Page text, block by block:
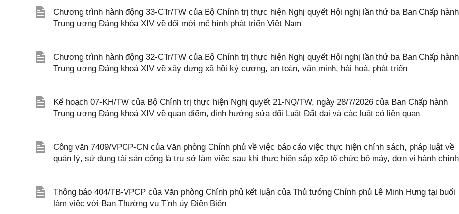
Chương trình hành động 33-CTr/TW của Bộ Chính trị thực hiện Nghị quyết Hội nghị lần thứ ba Ban Chấp hành
Trung ương Đảng khóa XIV về đổi mới mô hình phát triển Việt Nam
Chương trình hành động 32-CTr/TW của Bộ Chính trị thực hiện Nghị quyết Hội nghị lần thứ ba Ban Chấp hành
Trung ương Đảng khoá XIV về xây dựng xã hội kỷ cương, an toàn, văn minh, hài hoà, phát triển
Kế hoạch 07-KH/TW của Bộ Chính trị thực hiện Nghị quyết 21-NQ/TW, ngày 28/7/2026 của Ban Chấp hành
Trung ương Đảng khoá XIV về quan điểm, định hướng sửa đổi Luật Đất đai và các luật có liên quan
Công văn 7409/VPCP-CN của Văn phòng Chính phủ về việc báo cáo việc thực hiện chính sách, pháp luật về
quản lý, sử dụng tài sản công là trụ sở làm việc sau khi thực hiện sắp xếp tổ chức bộ máy, đơn vị hành chính
Thông báo 404/TB-VPCP của Văn phòng Chính phủ kết luận của Thủ tướng Chính phủ Lê Minh Hưng tại buổi
làm việc với Ban Thường vụ Tỉnh ủy Điện Biên